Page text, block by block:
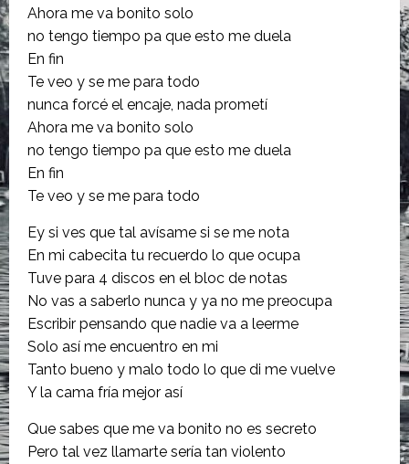
Ahora me va bonito solo
no tengo tiempo pa que esto me duela
En fin
Te veo y se me para todo
nunca forcé el encaje, nada prometí
Ahora me va bonito solo
no tengo tiempo pa que esto me duela
En fin
Te veo y se me para todo
Ey si ves que tal avísame si se me nota
En mi cabecita tu recuerdo lo que ocupa
Tuve para 4 discos en el bloc de notas
No vas a saberlo nunca y ya no me preocupa
Escribir pensando que nadie va a leerme
Solo así me encuentro en mi
Tanto bueno y malo todo lo que di me vuelve
Y la cama fría mejor así
Que sabes que me va bonito no es secreto
Pero tal vez llamarte sería tan violento